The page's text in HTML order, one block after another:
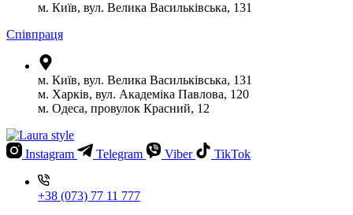
м. Київ, вул. Велика Васильківська, 131
Співпраця
м. Київ, вул. Велика Васильківська, 131
м. Харків, вул. Академіка Павлова, 120
м. Одеса, провулок Красний, 12
Instagram Telegram Viber TikTok
+38 (073) 77 11 777